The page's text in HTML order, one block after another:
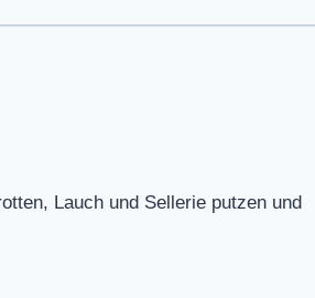
Lauch und Sellerie putzen und